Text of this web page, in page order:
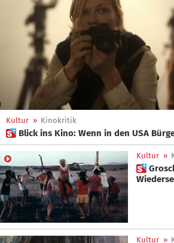
Kultur » Kinokritik
 Blick ins Kino: Wenn in den USA
Kultur »
 Groschups Klassiker zum
Kultur »